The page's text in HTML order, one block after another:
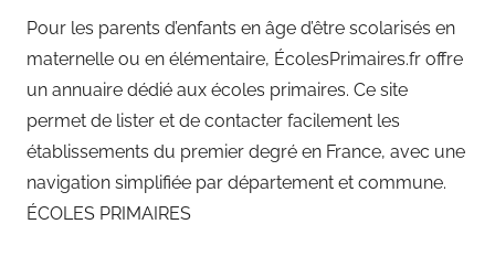
Pour les parents d’enfants en âge d’être scolarisés en
maternelle ou en élémentaire, ÉcolesPrimaires.fr offre
un annuaire dédié aux écoles primaires. Ce site
permet de lister et de contacter facilement les
établissements du premier degré en France, avec une
navigation simplifiée par département et commune.
ÉCOLES PRIMAIRES